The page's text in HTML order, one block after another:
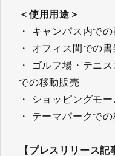
＜使用用途＞
・ キャンパス内で
・ オフィス間での
・ ゴルフ場・テニ
での移動販売
・ ショッピングモ
・ テーマパークで
【プレスリリース記